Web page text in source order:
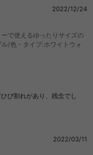
に踵がつかない。床に足が
疲れてしまいます。
いたままで使用するには良
2022/12/24
ーで使えるゆったりサイズの
/色・タイプ:ホワイトウォ
び割れがあり、残念でし
2022/03/11